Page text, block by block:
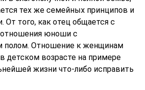
тех же семейных принципов и
От того, как отец общается с
юноши с
полом. Отношение к женщинам
детском возрасте на примере
жизни что-либо исправить